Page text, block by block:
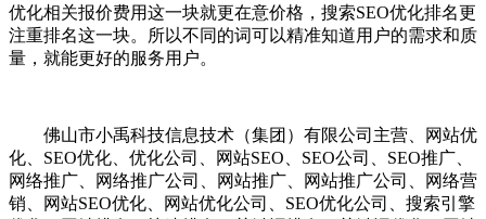
优化相关报价费用这一块就更在意价格，搜索SEO优化排名更
注重排名这一块。所以不同的词可以精准知道用户的需求和质
量，就能更好的服务用户。
佛山市小禹科技信息技术（集团）有限公司主营、网站优
化、SEO优化、优化公司、网站SEO、SEO公司、SEO推广、
网络推广、网络推广公司、网站推广、网站推广公司、网络营
销、网站SEO优化、网站优化公司、SEO优化公司、搜索引擎